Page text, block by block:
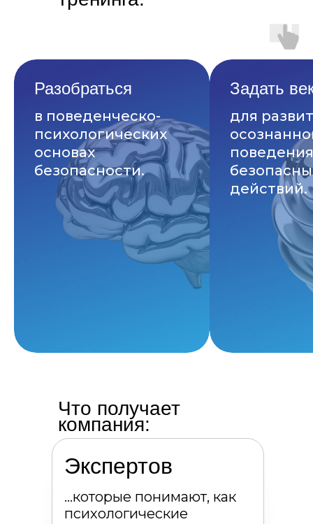
Разобраться
в поведенческо-
психологических
основах
безопасности.
Задать
для
действий.
Что получает
компания:
…которые понимают, как
психологические
Экспертов